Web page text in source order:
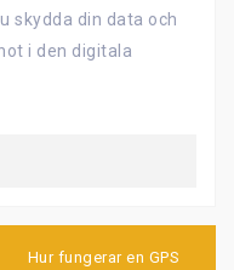
skydda din data och
i den digitala
Hur fungerar en GPS